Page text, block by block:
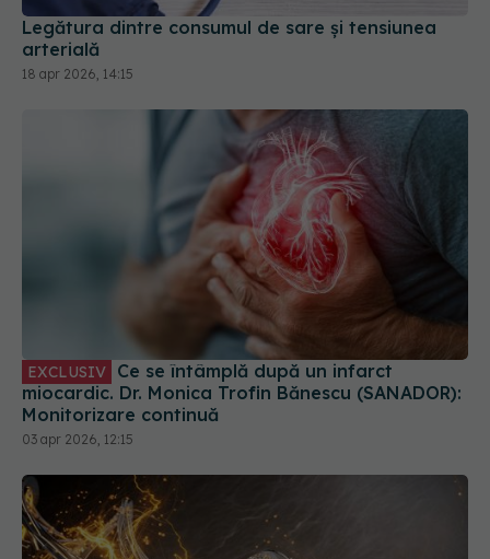
miocardic. Dr. Monica Trofin Bănescu (SANADOR):